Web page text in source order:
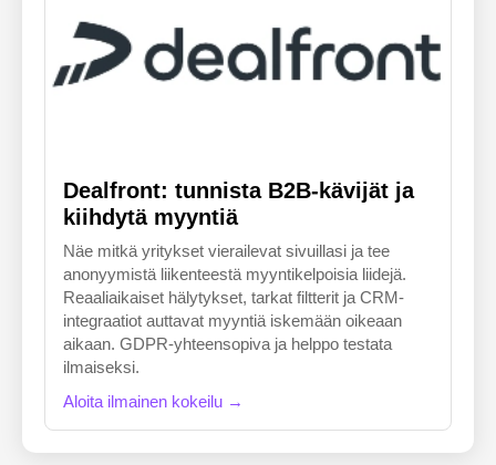
Dealfront: tunnista B2B-kävijät ja
kiihdytä myyntiä
Näe mitkä yritykset vierailevat sivuillasi ja tee
anonyymistä liikenteestä myyntikelpoisia liidejä.
Reaaliaikaiset hälytykset, tarkat filtterit ja CRM-
integraatiot auttavat myyntiä iskemään oikeaan
aikaan. GDPR-yhteensopiva ja helppo testata
ilmaiseksi.
Aloita ilmainen kokeilu →